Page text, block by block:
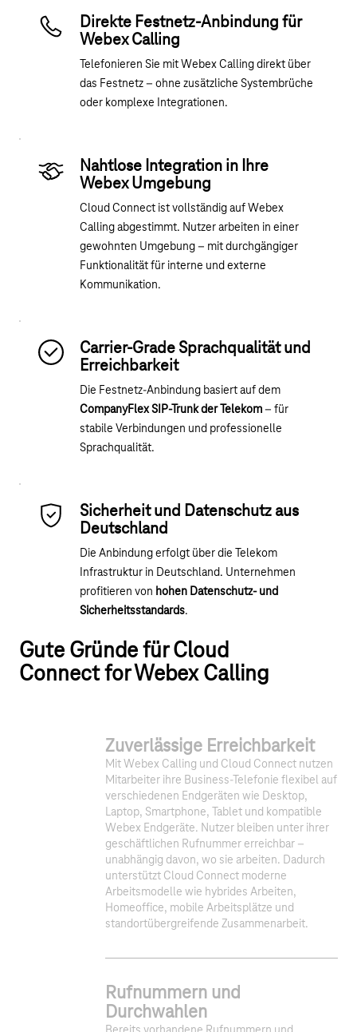
Direkte Festnetz-Anbindung für
Webex Calling
Telefonieren Sie mit Webex Calling direkt über
das Festnetz – ohne zusätzliche Systembrüche
oder komplexe Integrationen.
Nahtlose Integration in Ihre
Webex Umgebung
Cloud Connect ist vollständig auf Webex
Calling abgestimmt. Nutzer arbeiten in einer
gewohnten Umgebung – mit durchgängiger
Funktionalität für interne und externe
Kommunikation.
Carrier-Grade Sprachqualität und
Erreichbarkeit
Die Festnetz-Anbindung basiert auf dem
CompanyFlex SIP-Trunk der Telekom– für
stabile Verbindungen und professionelle
Sprachqualität.
Sicherheit und Datenschutz aus
Deutschland
Die Anbindung erfolgt über die Telekom
Infrastruktur in Deutschland. Unternehmen
profitieren von hohen Datenschutz- und
Sicherheitsstandards.
Gute Gründe für Cloud
Connect for Webex Calling
Zuverlässige Erreichbarkeit
Mit Webex Calling und Cloud Connect nutzen
Mitarbeiter ihre Business-Telefonie flexibel auf
verschiedenen Endgeräten wie Desktop,
Laptop, Smartphone, Tablet und kompatible
Webex Endgeräte. Nutzer bleiben unter ihrer
geschäftlichen Rufnummer erreichbar –
unabhängig davon, wo sie arbeiten. Dadurch
unterstützt Cloud Connect moderne
Arbeitsmodelle wie hybrides Arbeiten,
Homeoffice, mobile Arbeitsplätze und
standortübergreifende Zusammenarbeit.
Rufnummern und
Durchwahlen